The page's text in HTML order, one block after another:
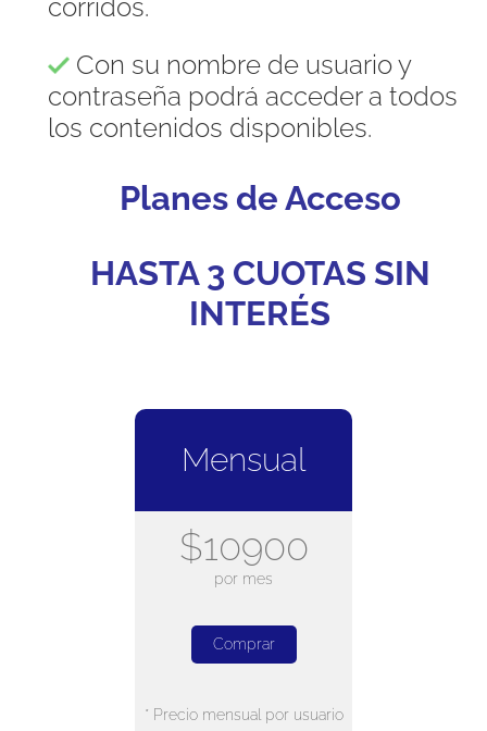
corridos.
Con su nombre de usuario y
contraseña podrá acceder a todos
los contenidos disponibles.
Planes de Acceso
HASTA 3 CUOTAS SIN
INTERÉS
Mensual
$10900
por mes
Comprar
* Precio mensual por usuario